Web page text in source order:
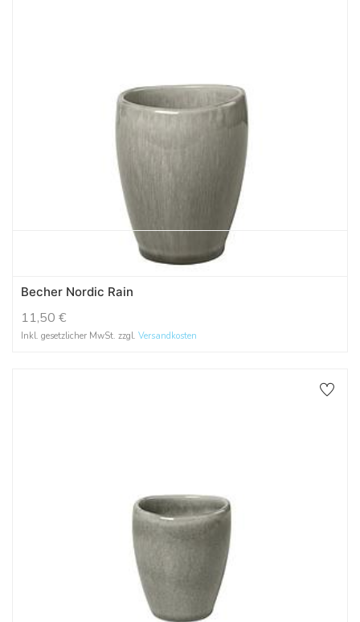
Becher Nordic Rain
11,50 €
Inkl. gesetzlicher MwSt. zzgl. Versandkosten